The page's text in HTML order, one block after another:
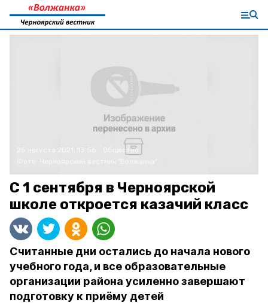
Общество
С 1 сентября в Черноярской
школе откроется казачий класс
Считанные дни остались до начала нового
учебного года, и все образовательные
организации района усиленно завершают
подготовку к приёму детей